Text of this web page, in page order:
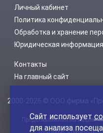
Личный кабинет
Политика
Обработка и хранение
Юридическая информация
Контакты
На главный сайт
2000-2026 © ООО фирма
Представленная на нашем
поставки, стоимости,
Сайт использует
для анализа